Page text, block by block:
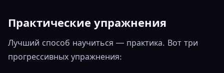
Практические упражнения
Лучший способ научиться — практика. Вот три
прогрессивных упражнения: